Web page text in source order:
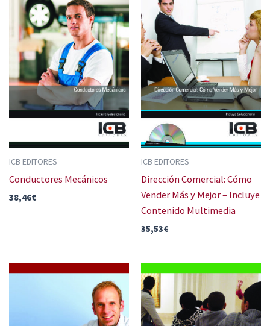
ICB EDITORES
Conductores Mecánicos
38,46€
ICB EDITORES
Dirección Comercial: Cómo
Vender Más y Mejor – Incluye
Contenido Multimedia
35,53€